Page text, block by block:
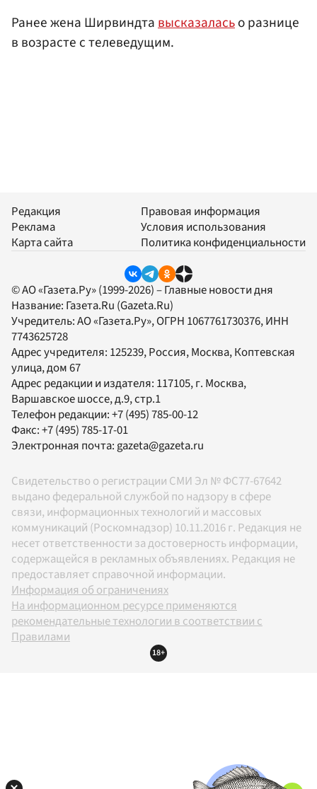
Ранее жена Ширвиндтавысказаласьо разнице
в возрасте с телеведущим.
Редакция
Реклама
Карта сайта
Правовая информация
Условия использования
Политика конфиденциальности
© АО «Газета.Ру» (1999-2026) – Главные новости дня
Название: Газета.Ru (Gazeta.Ru)
Учредитель:АО «Газета.Ру», ОГРН 1067761730376, ИНН
7743625728
Адрес учредителя: 125239, Россия, Москва, Коптевская
улица, дом 67
Адрес редакции и издателя: 117105, г. Москва,
Варшавское шоссе, д.9, стр.1
Телефон редакции:+7 (495) 785-00-12
Факс:+7 (495) 785-17-01
Электронная почта: gazeta@gazeta.ru
Свидетельство о регистрации СМИ Эл № ФС77-67642
выдано федеральной службой по надзору в сфере
связи, информационных технологий и массовых
коммуникаций (Роскомнадзор) 10.11.2016 г. Редакция не
несет ответственности за достоверность информации,
содержащейся в рекламных объявлениях. Редакция не
предоставляет справочной информации.
Информация об ограничениях
На информационном ресурсе применяются
рекомендательные технологии в соответствии с
Правилами
18+